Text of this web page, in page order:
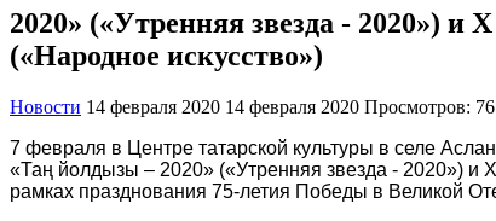
2020» («Утренняя звезда - 2020») и
(«Народное искусство»)
Новости 14 февраля 2020 14 февраля 2020 Просмотров:
7 февраля в Центре татарской культуры в селе
«Таң йолдызы – 2020» («Утренняя звезда - 2020») и
рамках празднования 75-летия Победы в Великой